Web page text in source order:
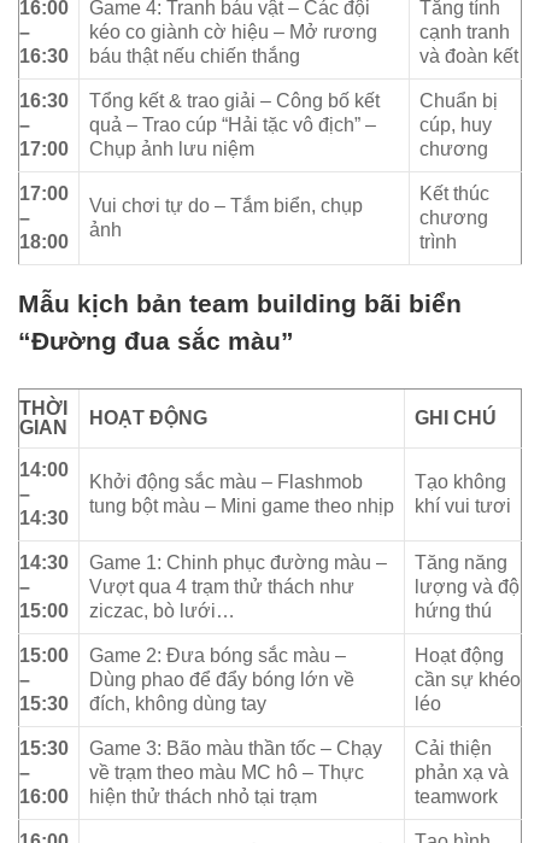
16:00
–
16:30
Game 4: Tranh báu vật – Các đội
kéo co giành cờ hiệu – Mở rương
báu thật nếu chiến thắng
Tăng tính
cạnh tranh
và đoàn kết
16:30
–
17:00
Tổng kết & trao giải – Công bố kết
quả – Trao cúp “Hải tặc vô địch” –
Chụp ảnh lưu niệm
Chuẩn bị
cúp, huy
chương
17:00
–
18:00
Vui chơi tự do – Tắm biển, chụp
ảnh
Kết thúc
chương
trình
Mẫu kịch bản team building bãi biển
“Đường đua sắc màu”
THỜI
GIAN
HOẠT ĐỘNG GHI CHÚ
14:00
–
14:30
Khởi động sắc màu – Flashmob
tung bột màu – Mini game theo nhịp
Tạo không
khí vui tươi
14:30
–
15:00
Game 1: Chinh phục đường màu –
Vượt qua 4 trạm thử thách như
ziczac, bò lưới…
Tăng năng
lượng và độ
hứng thú
15:00
–
15:30
Game 2: Đưa bóng sắc màu –
Dùng phao để đẩy bóng lớn về
đích, không dùng tay
Hoạt động
cần sự khéo
léo
15:30
–
16:00
Game 3: Bão màu thần tốc – Chạy
về trạm theo màu MC hô – Thực
hiện thử thách nhỏ tại trạm
Cải thiện
phản xạ và
teamwork